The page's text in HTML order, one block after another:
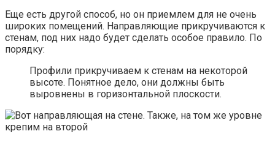
Еще есть другой способ, но он приемлем для не очень
широких помещений. Направляющие прикручиваются к
стенам, под них надо будет сделать особое правило. По
порядку:
Профили прикручиваем к стенам на некоторой
высоте. Понятное дело, они должны быть
выровнены в горизонтальной плоскости.